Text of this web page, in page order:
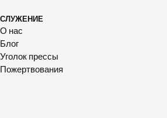
СЛУЖЕНИЕ
О нас
Блог
Уголок прессы
Пожертвования